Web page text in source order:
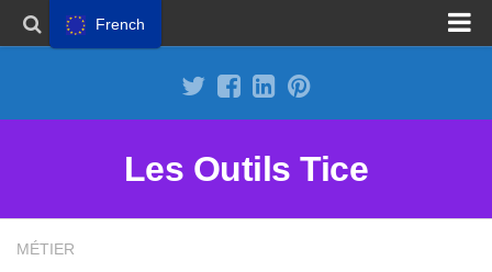
Les Outils Tice
MÉTIER
French